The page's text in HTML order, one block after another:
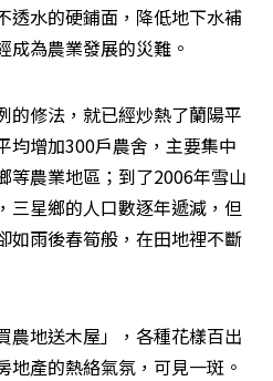
透水的硬鋪面，降低地下水補
成為農業發展的災難。
的修法，就已經炒熱了蘭陽平
均增加300戶農舍，主要集中
等農業地區；到了2006年雪山
三星鄉的人口數逐年遞減，但
如雨後春筍般，在田地裡不斷
農地送木屋」，各種花樣百出
地產的熱絡氣氛，可見一斑。